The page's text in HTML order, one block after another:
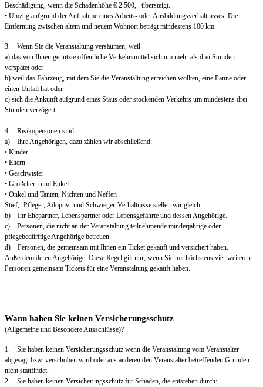
Beschädigung, wenn die Schadenhöhe € 2.500,– übersteigt.
• Umzug aufgrund der Aufnahme eines Arbeits- oder Ausbildungsverhältnisses. Die
Entfernung zwischen altem und neuem Wohnort beträgt mindestens 100 km.
3. Wenn Sie die Veranstaltung versäumen, weil
a) das von Ihnen genutzte öffentliche Verkehrsmittel sich um mehr als drei Stunden
verspätet oder
b) weil das Fahrzeug, mit dem Sie die Veranstaltung erreichen wollten, eine Panne oder
einen Unfall hat oder
c) sich die Ankunft aufgrund eines Staus oder stockenden Verkehrs um mindestens drei
Stunden verzögert.
4. Risikopersonen sind
a) Ihre Angehörigen, dazu zählen wir abschließend:
• Kinder
• Eltern
• Geschwister
• Großeltern und Enkel
• Onkel und Tanten, Nichten und Neffen
Stief,- Pflege-, Adoptiv- und Schwieger-Verhältnisse stellen wir gleich.
b) Ihr Ehepartner, Lebenspartner oder Lebensgefährte und dessen Angehörige.
c) Personen, die nicht an der Veranstaltung teilnehmende minderjährige oder
pflegebedürftige Angehörige betreuen.
d) Personen, die gemeinsam mit Ihnen ein Ticket gekauft und versichert haben.
Außerdem deren Angehörige. Diese Regel gilt nur, wenn Sie mit höchstens vier weiteren
Personen gemeinsam Tickets für eine Veranstaltung gekauft haben.
Wann haben Sie keinen Versicherungsschutz
(Allgemeine und Besondere Ausschlüsse)?
1. Sie haben keinen Versicherungsschutz wenn die Veranstaltung vom Veranstalter
abgesagt bzw. verschoben wird oder aus anderen den Veranstalter betreffenden Gründen
nicht stattfindet.
2. Sie haben keinen Versicherungsschutz für Schäden, die entstehen durch: